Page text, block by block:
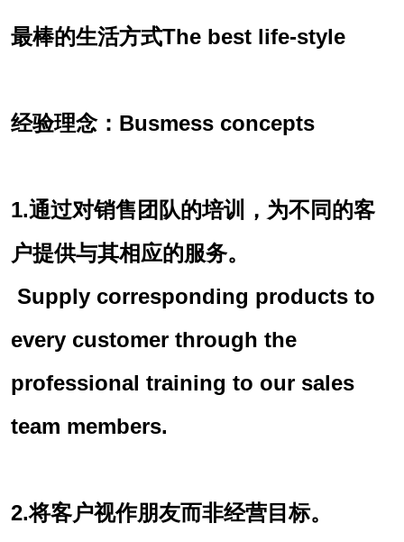
最棒的生活方式The best life-style
经验理念：Busmess concepts
1.通过对销售团队的培训，为不同的客
户提供与其相应的服务。
Supply corresponding products to
every customer through the
professional training to our sales
team members.
2.将客户视作朋友而非经营目标。